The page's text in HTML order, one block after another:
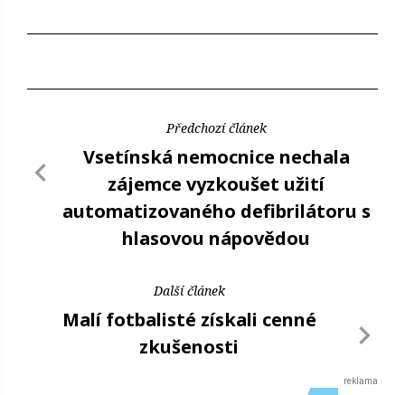
Předchozí článek
Vsetínská nemocnice nechala
zájemce vyzkoušet užití
automatizovaného defibrilátoru s
hlasovou nápovědou
Další článek
Malí fotbalisté získali cenné
zkušenosti